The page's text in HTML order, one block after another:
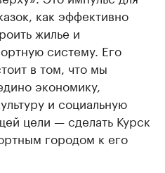
как эффективно
жилье и
систему. Его
в том, что мы
экономику,
и социальную
цели — сделать Курск
городом к его